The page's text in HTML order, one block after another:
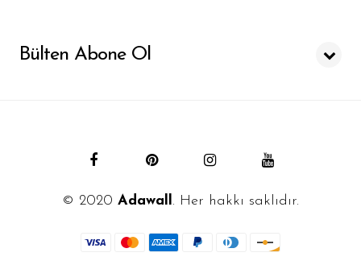
Bülten Abone Ol
© 2020 Adawall. Her hakkı saklıdır.